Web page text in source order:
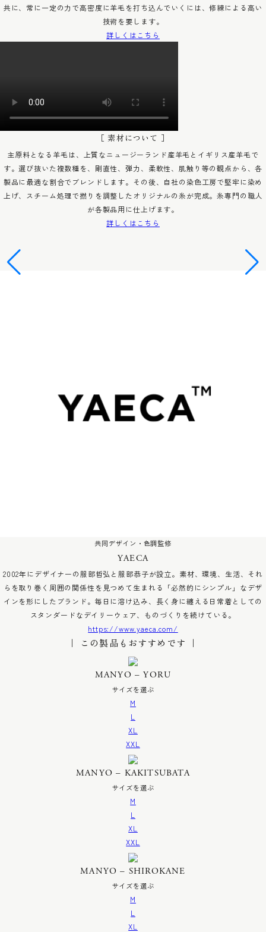
共に、常に一定の力で高密度に羊毛を打ち込んでいくには、修練による高い
技術を要します。
詳しくはこちら
［ 素材について ］
主原料となる羊毛は、上質なニュージーランド産羊毛とイギリス産羊毛で
す。選び抜いた複数種を、剛直性、弾力、柔軟性、肌触り等の観点から、各
製品に最適な割合でブレンドします。その後、自社の染色工房で堅牢に染め
上げ、スチーム処理で撚りを調整したオリジナルの糸が完成。糸専門の職人
が各製品用に仕上げます。
詳しくはこちら
共同デザイン・色調監修
YAECA
2002年にデザイナーの服部哲弘と服部恭子が設立。素材、環境、生活、それ
らを取り巻く周囲の関係性を見つめて生まれる「必然的にシンプル」なデザ
インを形にしたブランド。毎日に溶け込み、長く身に纏える日常着としての
スタンダードなデイリーウェア、ものづくりを続けている。
https://www.yaeca.com/
｜ この製品もおすすめです ｜
MANYO – YORU
サイズを選ぶ
M
L
XL
XXL
MANYO – KAKITSUBATA
サイズを選ぶ
M
L
XL
XXL
MANYO – SHIROKANE
サイズを選ぶ
M
L
XL